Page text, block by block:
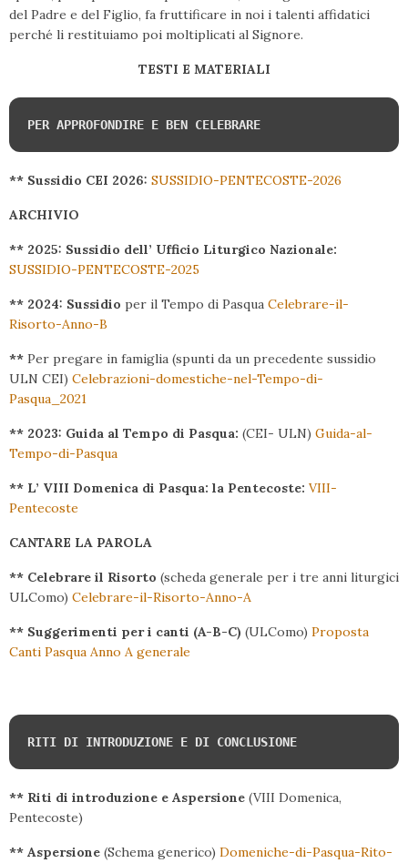
del Padre e del Figlio, fa fruttificare in noi i talenti affidatici
perché li restituiamo poi moltiplicati al Signore.
TESTI E MATERIALI
PER APPROFONDIRE E BEN CELEBRARE
** Sussidio CEI 2026: SUSSIDIO-PENTECOSTE-2026
ARCHIVIO
** 2025: Sussidio dell’ Ufficio Liturgico Nazionale:
SUSSIDIO-PENTECOSTE-2025
** 2024: Sussidio per il Tempo di Pasqua Celebrare-il-
Risorto-Anno-B
** Per pregare in famiglia (spunti da un precedente sussidio
ULN CEI) Celebrazioni-domestiche-nel-Tempo-di-
Pasqua_2021
** 2023: Guida al Tempo di Pasqua: (CEI- ULN) Guida-al-
Tempo-di-Pasqua
** L’ VIII Domenica di Pasqua: la Pentecoste: VIII-
Pentecoste
CANTARE LA PAROLA
** Celebrare il Risorto (scheda generale per i tre anni liturgici
ULComo) Celebrare-il-Risorto-Anno-A
** Suggerimenti per i canti (A-B-C) (ULComo) Proposta
Canti Pasqua Anno A generale
RITI DI INTRODUZIONE E DI CONCLUSIONE
** Riti di introduzione e Aspersione (VIII Domenica,
Pentecoste)
** Aspersione (Schema generico) Domeniche-di-Pasqua-Rito-